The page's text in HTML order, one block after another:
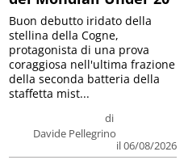
di
Davide Pellegrino
il 06/08/2026
Buon debutto iridato della
stellina della Cogne,
protagonista di una prova
coraggiosa nell'ultima frazione
della seconda batteria della
staffetta mist...